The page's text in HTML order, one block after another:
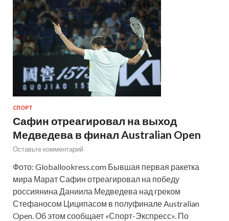
СПОРТ
Сафин отреагировал на выход
Медведева в финал Australian Open
Оставьте комментарий
Фото: Globallookress.com Бывшая первая ракетка
мира Марат Сафин отреагировал на победу
россиянина Даниила Медведева над греком
Стефаносом Циципасом в полуфинале Australian
Open. Об этом сообщает «Спорт-Экспресс». По